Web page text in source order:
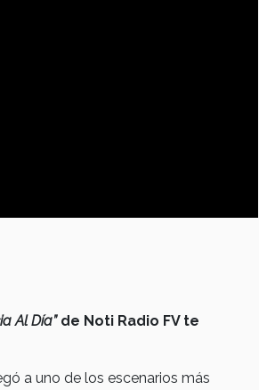
Al Día”de Noti Radio FV te
a uno de los escenarios más